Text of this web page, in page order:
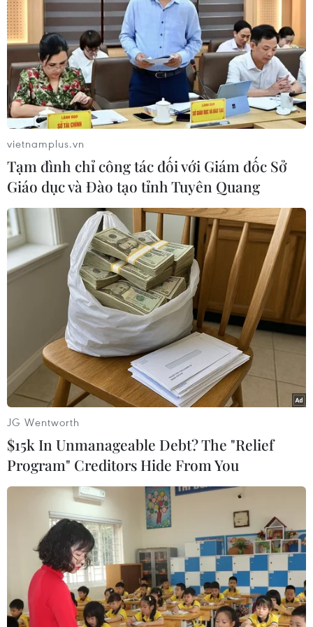
#Xe ô tô #Thương vong #Hiện trường
#Canada
#Thành phố Toronto
#tin tức
#tin tức mới nhất
#tin tức 24h
#tin tức mới nhất trong ngày
#tin tức thời sự
#tin tức hot
#tin tức an ninh
#tin tức hot
#an ninh #an ninh nghệ an
#thời sự
#thời sự hôm nay
#bản tin thời sự Canada
Theo dõi VietnamPlus
TIN LIÊN QUAN
vietnamplus.vn
Tạm đình chỉ công tác đối với Giám đốc Sở
Giáo dục và Đào tạo tỉnh Tuyên Quang
JG Wentworth
$15k In Unmanageable Debt? The "Relief
Program" Creditors Hide From You